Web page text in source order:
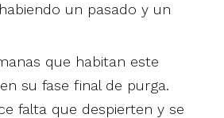
un pasado y un
que habitan este
su fase final de purga.
falta que despierten y se